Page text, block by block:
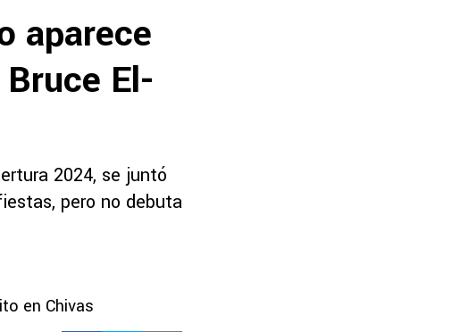
aparece
El-
2024, se juntó
pero no debuta
en Chivas